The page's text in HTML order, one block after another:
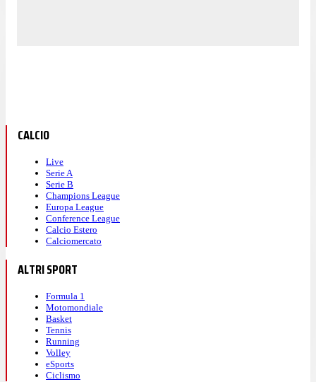
CALCIO
Live
Serie A
Serie B
Champions League
Europa League
Conference League
Calcio Estero
Calciomercato
ALTRI SPORT
Formula 1
Motomondiale
Basket
Tennis
Running
Volley
eSports
Ciclismo